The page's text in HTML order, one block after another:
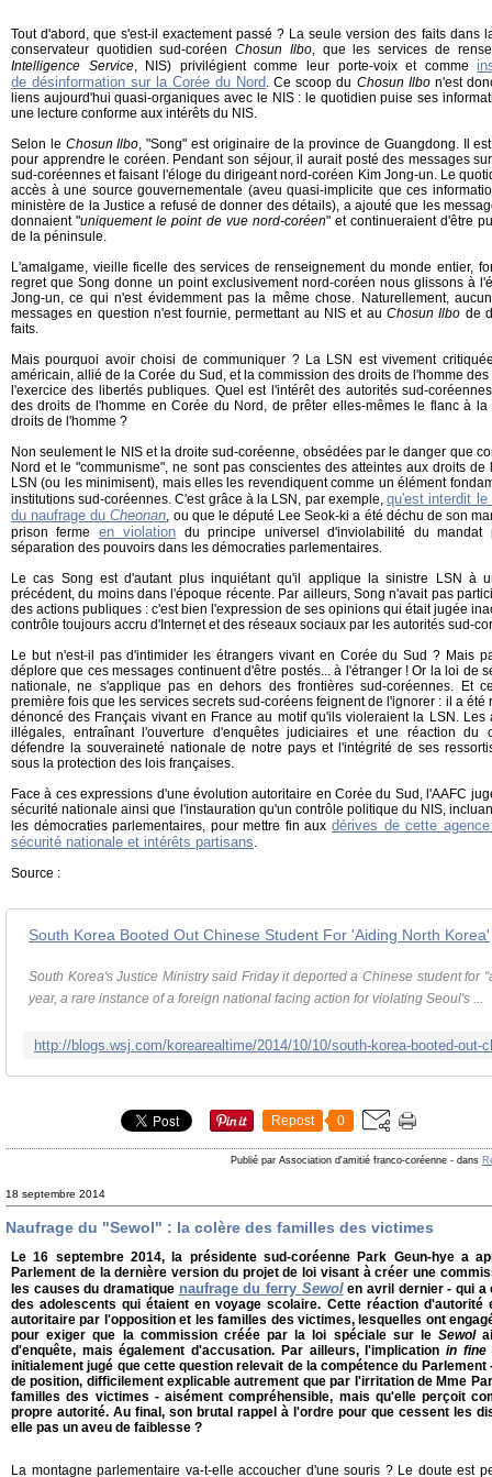
Tout d'abord, que s'est-il exactement passé ? La seule version des faits dans
conservateur quotidien sud-coréenChosun Ilbo, que les services de
Intelligence Service, NIS) privilégient comme leur porte-voix et comme
de désinformation sur la Corée du Nord . Ce scoop du Chosun Ilbon'est
liens aujourd'hui quasi-organiques avec le NIS : le quotidien puise ses
une lecture conforme aux intérêts du NIS.
Selon le Chosun Ilbo , "Song" est originaire de la province de Guangdong. Il
pour apprendre le coréen. Pendant son séjour, il aurait posté des messages
sud-coréennes et faisant l'éloge du dirigeant nord-coréen Kim Jong-un. Le
accès à une source gouvernementale (aveu quasi-implicite que ces
ministère de la Justice a refusé de donner des détails), a ajouté que les
donnaient "uniquement le point de vue nord-coréen" et continueraient d'être
de la péninsule.
L'amalgame, vieille ficelle des services de renseignement du monde entier,
regret que Song donne un point exclusivement nord-coréen nous glissons à
Jong-un, ce qui n'est évidemment pas la même chose. Naturellement,
messages en question n'est fournie, permettant au NIS et au Chosun Ilbo de
faits.
Mais pourquoi avoir choisi de communiquer ? La LSN est vivement
américain, allié de la Corée du Sud, et la commission des droits de l'homme
l'exercice des libertés publiques. Quel est l'intérêt des autorités sud-
des droits de l'homme en Corée du Nord, de prêter elles-mêmes le flanc à
droits de l'homme ?
Non seulement le NIS et la droite sud-coréenne, obsédées par le danger que
Nord et le "communisme", ne sont pas conscientes des atteintes aux droits
LSN (ou les minimisent), mais elles les revendiquent comme un élément
institutions sud-coréennes. C'est grâce à la LSN, par exemple,qu'est interdit
du naufrage duCheonan , ou que le député Lee Seok-ki a été déchu de son
prison ferme en violation du principe universel d'inviolabilité du mandat
séparation des pouvoirs dans les démocraties parlementaires.
Le cas Song est d'autant plus inquiétant qu'il applique la sinistre LSN à
précédent, du moins dans l'époque récente. Par ailleurs, Song n'avait pas
des actions publiques : c'est bien l'expression de ses opinions qui était jugée
contrôle toujours accru d'Internet et des réseaux sociaux par les autorités sud-
Le but n'est-il pas d'intimider les étrangers vivant en Corée du Sud ? Mais
déplore que ces messages continuent d'être postés... à l'étranger ! Or la loi de
nationale, ne s'applique pas en dehors des frontières sud-coréennes. Et
première fois que les services secrets sud-coréens feignent de l'ignorer : il a été
dénoncé des Français vivant en France au motif qu'ils violeraient la LSN. Les
illégales, entraînant l'ouverture d'enquêtes judiciaires et une réaction du
défendre la souveraineté nationale de notre pays et l'intégrité de ses
sous la protection des lois françaises.
Face à ces expressions d'une évolution autoritaire en Corée du Sud, l'AAFC
sécurité nationale ainsi que l'instauration qu'un contrôle politique du NIS,
les démocraties parlementaires, pour mettre fin aux dérives de cette
sécurité nationale et intérêts partisans
Source :
South Korea Booted Out Chinese Student For 'Aiding North Korea'
South Korea's Justice Ministry said Friday it deported a Chinese student for
year, a rare instance of a foreign national facing action for violating Seoul's ...
Repost 0
Publié par Association d'amitié franco-coréenne - dans
18 septembre 2014
Naufrage du "Sewol" : la colère des familles des victimes
Le 16 septembre 2014, la présidente sud-coréenne Park Geun-hye a
Parlement de la dernière version du projet de loi visant à créer une
les causes du dramatique naufrage du ferry Sewolen avril dernier - qui a
des adolescents qui étaient en voyage scolaire. Cette réaction d'autorité
autoritaire par l'opposition et les familles des victimes, lesquelles ont
pour exiger que la commission créée par la loi spéciale sur leSewol
d'enquête, mais également d'accusation. Par ailleurs, l'implicationin fine
initialement jugé que cette question relevait de la compétence du
de position, difficilement explicable autrement que par l'irritation de Mme
familles des victimes - aisément compréhensible, mais qu'elle perçoit
propre autorité. Au final, son brutal rappel à l'ordre pour que cessent les
elle pas un aveu de faiblesse ?
La montagne parlementaire va-t-elle accoucher d'une souris ? Le doute est